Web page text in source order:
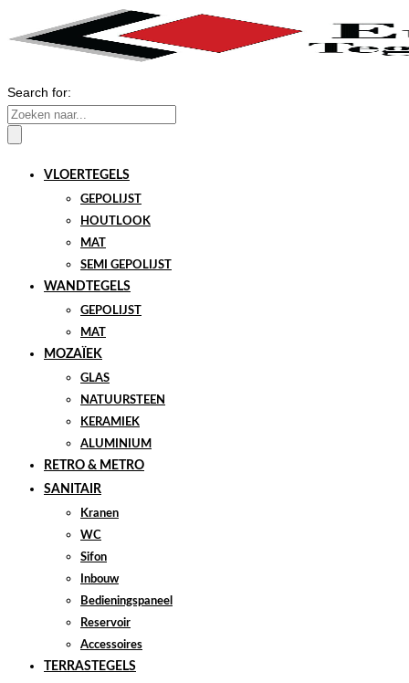
Search for:
VLOERTEGELS
GEPOLIJST
HOUTLOOK
MAT
SEMI GEPOLIJST
WANDTEGELS
GEPOLIJST
MAT
MOZAÏEK
GLAS
NATUURSTEEN
KERAMIEK
ALUMINIUM
RETRO & METRO
SANITAIR
Kranen
WC
Sifon
Inbouw
Bedieningspaneel
Reservoir
Accessoires
TERRASTEGELS